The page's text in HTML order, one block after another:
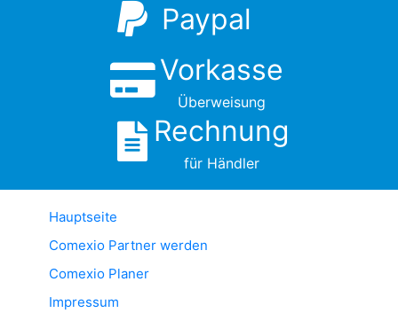
Paypal
Vorkasse
Überweisung
Rechnung
für Händler
Hauptseite
Comexio Partner werden
Comexio Planer
Impressum